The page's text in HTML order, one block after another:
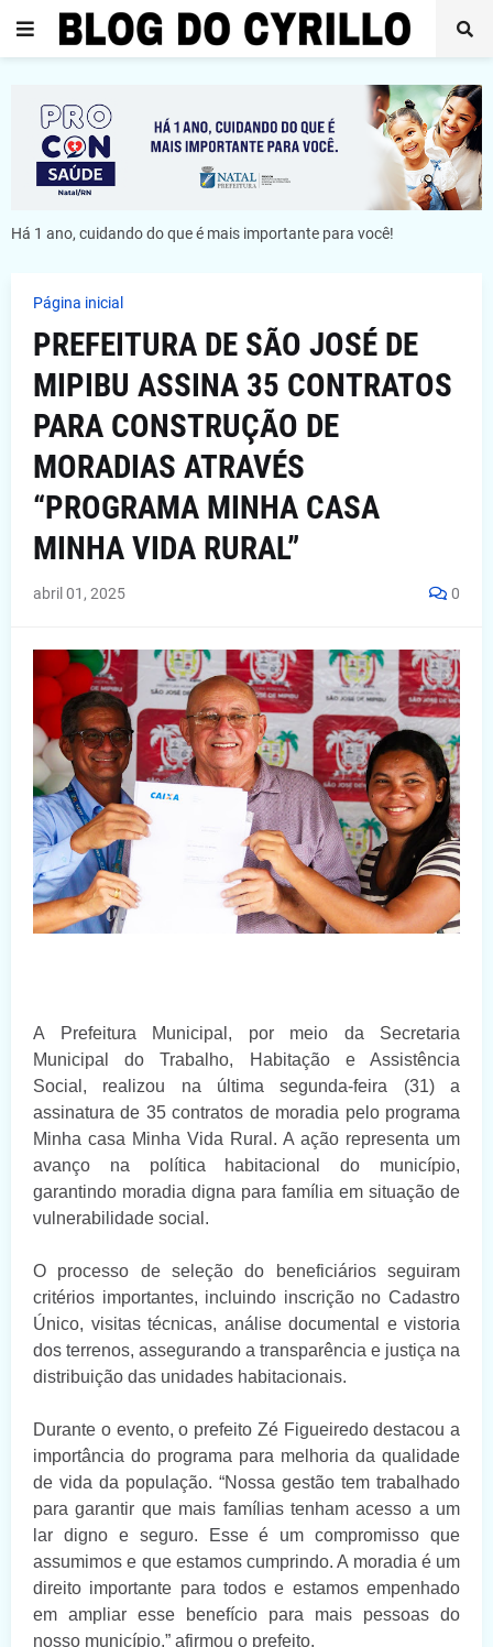
Há 1 ano, cuidando do que é mais importante para você!
Página inicial
PREFEITURA DE SÃO JOSÉ DE
MIPIBU ASSINA 35 CONTRATOS
PARA CONSTRUÇÃO DE
MORADIAS ATRAVÉS
“PROGRAMA MINHA CASA
MINHA VIDA RURAL”
abril 01, 2025 0
A Prefeitura Municipal, por meio da Secretaria
Municipal do Trabalho, Habitação e Assistência
Social, realizou na última segunda-feira (31) a
assinatura de 35 contratos de moradia pelo programa
Minha casa Minha Vida Rural. A ação representa um
avanço na política habitacional do município,
garantindo moradia digna para família em situação de
vulnerabilidade social.
O processo de seleção do beneficiários seguiram
critérios importantes, incluindo inscrição no Cadastro
Único, visitas técnicas, análise documental e vistoria
dos terrenos, assegurando a transparência e justiça na
distribuição das unidades habitacionais.
Durante o evento, o prefeito Zé Figueiredo destacou a
importância do programa para melhoria da qualidade
de vida da população. “Nossa gestão tem trabalhado
para garantir que mais famílias tenham acesso a um
lar digno e seguro. Esse é um compromisso que
assumimos e que estamos cumprindo. A moradia é um
direito importante para todos e estamos empenhado
em ampliar esse benefício para mais pessoas do
nosso município,” afirmou o prefeito.